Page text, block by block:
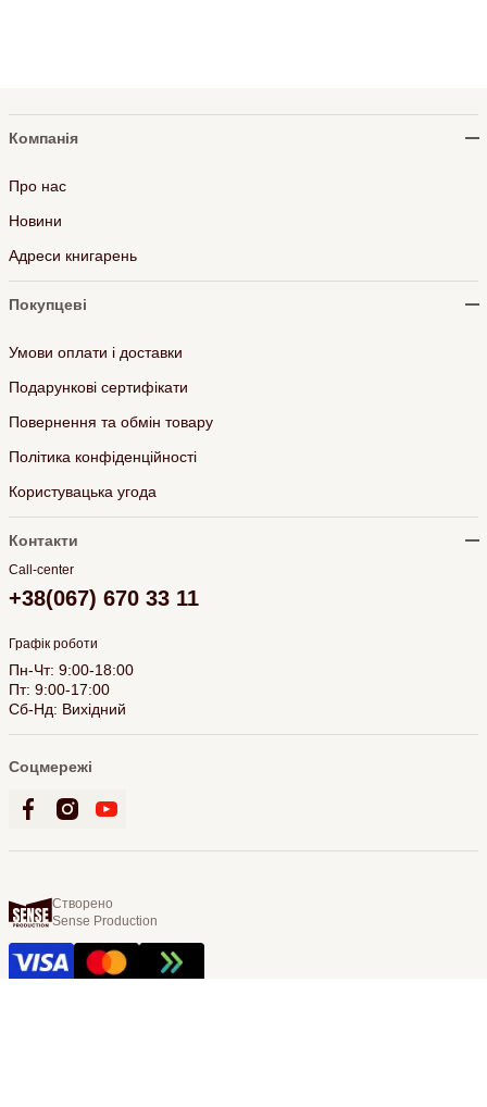
Компанія
Про нас
Новини
Адреси книгарень
Покупцеві
Умови оплати і доставки
Подарункові сертифікати
Повернення та обмін товару
Політика конфіденційності
Користувацька угода
Контакти
Call-center
+38(067) 670 33 11
Графік роботи
Пн-Чт: 9:00-18:00
Пт: 9:00-17:00
Сб-Нд: Вихідний
Соцмережі
Створено
Sense Production